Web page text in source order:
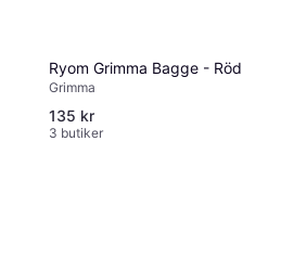
Ryom Grimma Bagge - Röd
Grimma
135 kr
3 butiker